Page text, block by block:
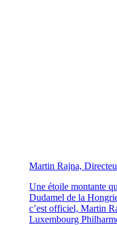
Martin Rajna,
Une étoile montante
Dudamel de la
c’est officiel, Martin
Luxembourg